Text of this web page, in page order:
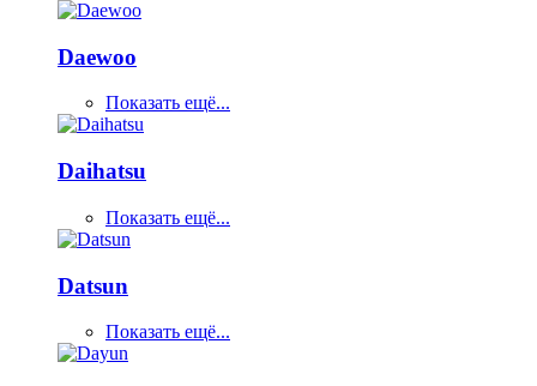
Daewoo
Показать ещё...
Daihatsu
Показать ещё...
Datsun
Показать ещё...